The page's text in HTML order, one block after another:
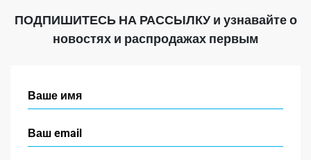
ПОДПИШИТЕСЬ НА РАССЫЛКУи узнавайте о
новостях и распродажах первым